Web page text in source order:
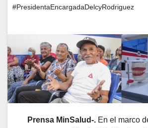
#PresidentaEncargadaDelcyRodriguez
Prensa MinSalud-. En el marco